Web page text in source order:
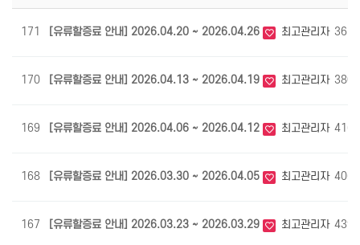
171 [유류할증료 안내] 2026.04.20 ~ 2026.04.26 최고관리자 365
170 [유류할증료 안내] 2026.04.13 ~ 2026.04.19 최고관리자 380
169 [유류할증료 안내] 2026.04.06 ~ 2026.04.12 최고관리자 416
168 [유류할증료 안내] 2026.03.30 ~ 2026.04.05 최고관리자 406
167 [유류할증료 안내] 2026.03.23 ~ 2026.03.29 최고관리자 439